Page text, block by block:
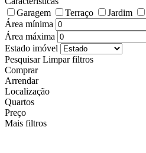
Garagem
Terraço Jardim
Área mínima
Área máxima
Estado imóvel
Pesquisar Limpar filtros
Comprar
Arrendar
Localização
Quartos
Preço
Mais filtros